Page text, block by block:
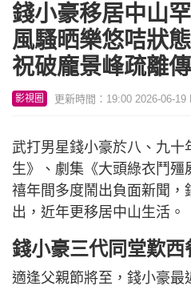
錢小豪移居中山
風騷晒樂悠咭狀
祝破龐景峰疏離
影視圈 更新時間：19:00 2026-06-19
武打男星錢小豪於八、九十
生》、劇集《大頭綠衣鬥殭
禧年間多度鬧出負面新聞，
出，近年更移居中山生活。
錢小豪三代同堂歎西
適逢父親節將至，錢小豪最